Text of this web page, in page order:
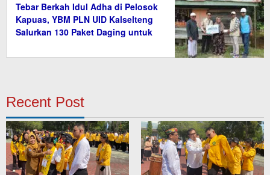
Tebar Berkah Idul Adha di Pelosok
Kapuas, YBM PLN UID Kalselteng
Salurkan 130 Paket Daging untuk
Recent Post